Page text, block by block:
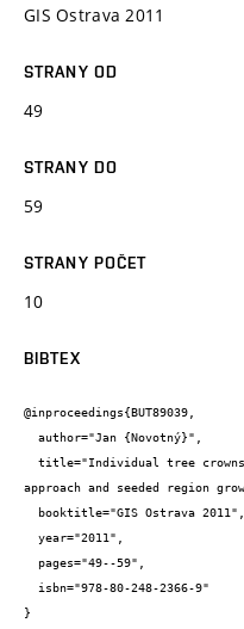
GIS Ostrava 2011
STRANY OD
49
STRANY DO
59
STRANY POČET
10
BIBTEX
@inproceedings{BUT89039,
approach and seeded region
}